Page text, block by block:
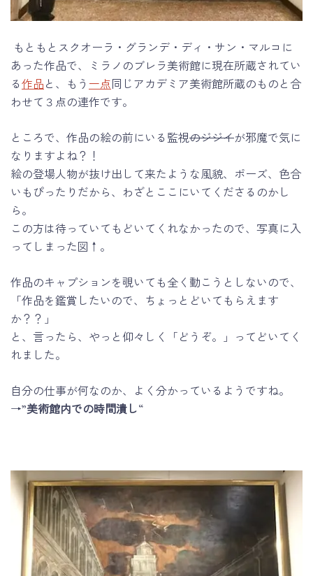
もともとスクオーラ・グランデ・ディ・サン・マルコに
あった作品で、ミラノのブレラ美術館に現在所蔵されてい
る作品と、もう 一点同じアカデミア美術館所蔵のものと合
わせて３点の連作です。
ところで、作品の絵の前にいる監視のジジイが邪魔で気に
なりますよね？！
絵の登場人物が抜け出して来たような風貌、ポーズ、色合
いもぴったりだから、わざとここにいてくださるのかし
ら。
この方は待っていてもどいてくれなかったので、写真に入
ってしまった図↑。
作品のキャプションを覗いても全く動こうとしないので、
「作品を鑑賞したいので、ちょっとどいてもらえます
か？？」
と、言ったら、やっと仰々しく「どうぞ。」ってどいてく
れました。
自分の仕事が何なのか、よく分かっているようですね。
→”美術館内での時間潰し“